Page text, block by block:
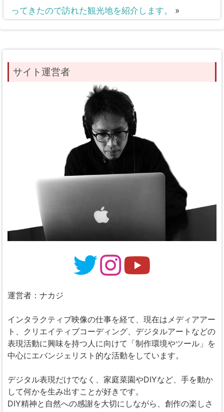
ってきたので訪れた観光地を紹介します。
»
サイト運営者
運営者：ナカジ
インタラクティブ映像の仕事を経て、現在はメディアアー
ト、クリエイティブコーディング、デジタルアートなどの
表現活動に興味を持つ人に向けて「制作環境やツール」を
中心にエバンジェリスト的な活動をしています。
デジタル表現だけでなく、家庭菜園やDIYなど、手を動か
して何かを生み出すことが好きです。
DIY精神と自然への感謝を大切にしながら、創作の楽しさ